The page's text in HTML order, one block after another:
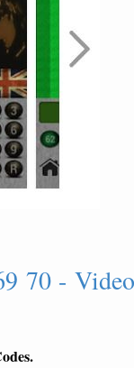
70 - Video